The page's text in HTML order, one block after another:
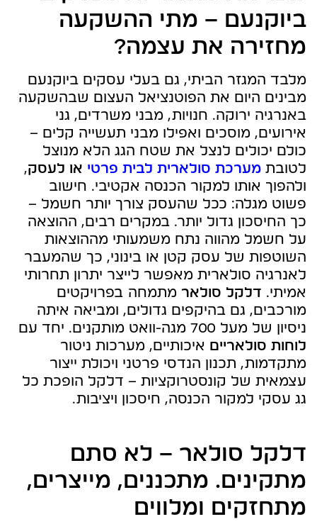
ביוקנעם – מתי ההשקעה
מחזירה את עצמה?
מלבד המגזר הביתי, גם בעלי עסקים ביוקנעם
מבינים היום את הפוטנציאל העצום שבהשקעה
באנרגיה ירוקה. חנויות, מבני משרדים, גני
אירועים, מוסכים ואפילו מבני תעשייה קלים –
כולם יכולים לנצל את שטח הגג הלא מנוצל
לטובת מערכת סולארית לבית פרטי או לעסק,
ולהפוך אותו למקור הכנסה אקטיבי. חישוב
פשוט מגלה: ככל שהעסק צורך יותר חשמל –
כך החיסכון גדול יותר. במקרים רבים, ההוצאה
על חשמל מהווה נתח משמעותי מההוצאות
השוטפות של עסק קטן או בינוני, כך שהמעבר
לאנרגיה סולארית מאפשר לייצר יתרון תחרותי
אמיתי. דלקל סולאר מתמחה בפרויקטים
מורכבים, גם בהיקפים גדולים, ומביאה איתה
ניסיון של מעל 700 מגה-וואט מותקנים. יחד עם
לוחות סולאריים איכותיים, מערכות ניטור
מתקדמות, תכנון הנדסי פרטני ויכולת ייצור
עצמאית של קונסטרוקציות – דלקל הופכת כל
גג עסקי למקור הכנסה, חיסכון ויציבות.
דלקל סולאר – לא סתם
מתקינים. מתכננים, מייצרים,
מתחזקים ומלווים